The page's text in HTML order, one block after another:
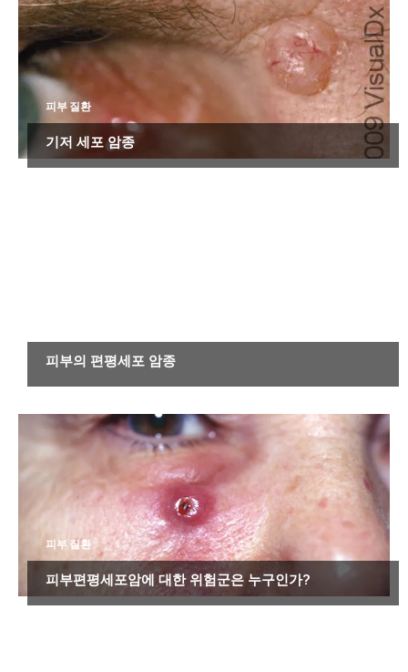
피부 질환
기저 세포 암종
피부의 편평세포 암종
피부 질환
피부편평세포암에 대한 위험군은 누구인가?